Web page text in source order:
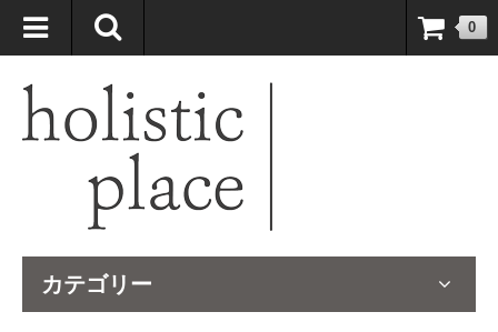
自然療法大国のオーストラリアより、臨床経験＆知識の豊富なナチュ
ロパスが厳選したサプリメントや ナチュラルグッズをお届けします！
0
カテゴリー